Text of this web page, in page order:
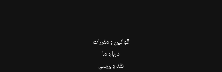
قوانین و مقررات
درباره ما
نقد و بررسی